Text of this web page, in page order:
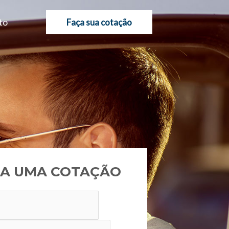
Faça sua cotação
UMA COTAÇÃO